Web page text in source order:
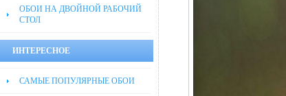
ОБОИ НА ДВОЙНОЙ РАБОЧИЙ
СТОЛ
ИНТЕРЕСНОЕ
САМЫЕ ПОПУЛЯРНЫЕ ОБОИ